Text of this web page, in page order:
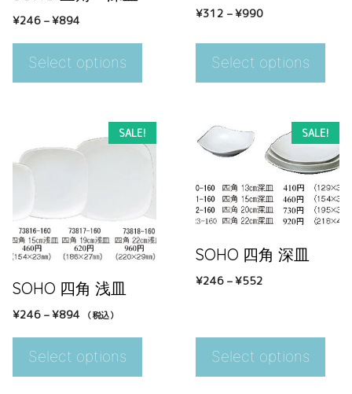
¥246 –¥894
Select options
¥312 –¥990
Select options
SALE!
SOHO 四角 浅皿
¥246 –¥894 （税込）
Select options
SALE!
SOHO 四角 深皿
¥246 –¥552
Select options